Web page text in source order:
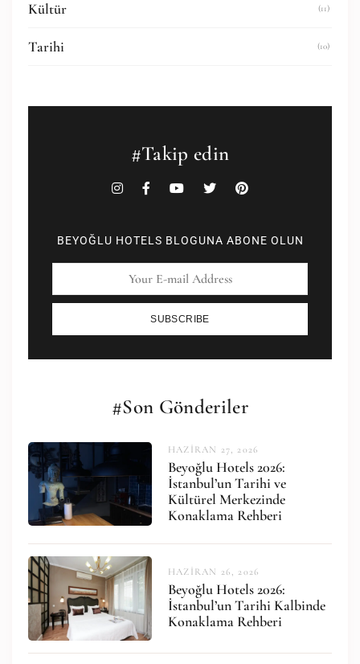
Kültür (11)
Tarihi (10)
#Takip edin
BEYOĞLU HOTELS BLOGUNA ABONE OLUN
SUBSCRIBE
#Son Gönderiler
HAZIRAN 27, 2026
Beyoğlu Hotels 2026:
İstanbul’un Tarihi ve
Kültürel Merkezinde
Konaklama Rehberi
HAZIRAN 26, 2026
Beyoğlu Hotels 2026:
İstanbul’un Tarihi Kalbinde
Konaklama Rehberi